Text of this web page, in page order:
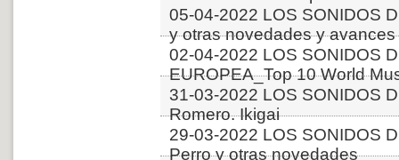
05-04-2022 LOS SONIDOS
y otras novedades y avances
02-04-2022 LOS SONIDOS
EUROPEA_Top 10 World
31-03-2022 LOS SONIDOS
Romero. Ikigai
29-03-2022 LOS SONIDOS
Perro y otras novedades